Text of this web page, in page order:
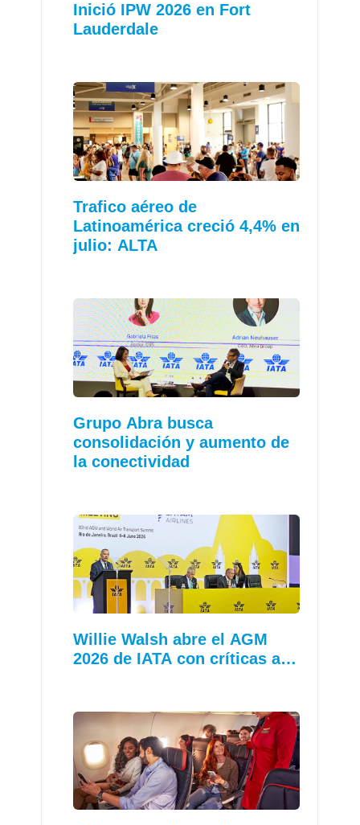
Inició IPW 2026 en Fort
Lauderdale
Trafico aéreo de
Latinoamérica creció 4,4% en
julio: ALTA
Grupo Abra busca
consolidación y aumento de
la conectividad
Willie Walsh abre el AGM
2026 de IATA con críticas a…